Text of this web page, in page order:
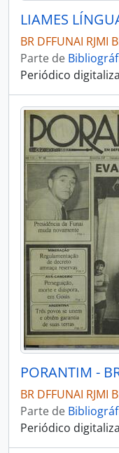
BR DFFUNAI RJMI
Parte de
Periódico
BR DFFUNAI RJMI
Parte de
Periódico